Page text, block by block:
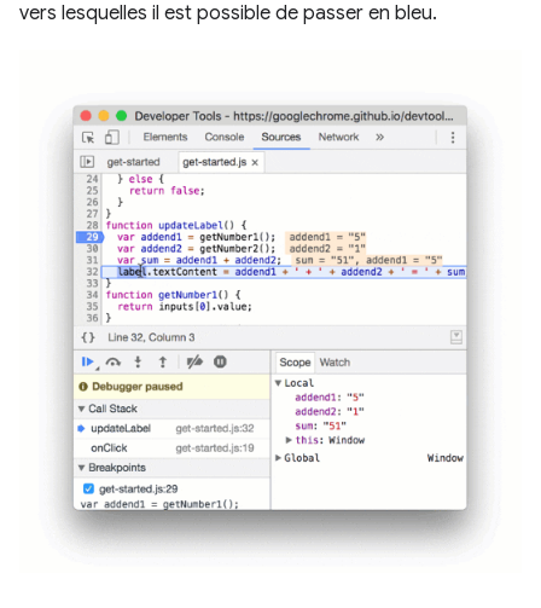
vers lesquelles il est possible de passer en bleu.